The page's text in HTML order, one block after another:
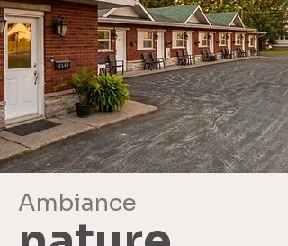
Bien comme chez soi !
Motel à Coaticook, Cantons-de-L'Est
Ambiance